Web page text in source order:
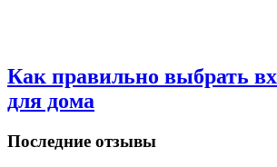
Как правильно выбрать
для дома
Последние отзывы